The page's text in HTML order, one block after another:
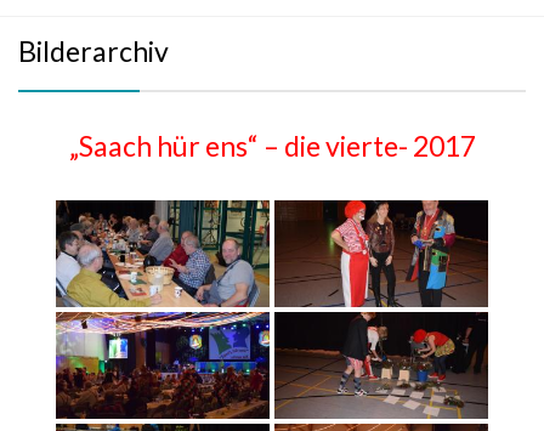
Bilderarchiv
„Saach hür ens“ – die vierte- 2017